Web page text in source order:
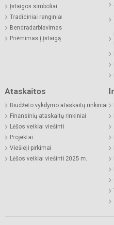
Įstaigos simboliai
Tradiciniai renginiai
Bendradarbiavimas
Priėmimas į įstaigą
Ataskaitos
Biudžeto vykdymo ataskaitų rinkiniai
Finansinių ataskaitų rinkiniai
Lėšos veiklai viešinti
Projektai
Viešieji pirkimai
Lėšos veiklai viešinti 2025 m.